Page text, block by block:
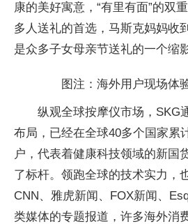
康的美好寓意，“有里有面”的双
多人送礼的首选，马斯克妈妈收
是众多子女母亲节送礼的一个缩影
图注：海外用户现场体
纵观全球按摩仪市场，SKG
布局，已经在全球40多个国家累
户，代表着健康科技领域的新国
了标杆。领跑全球的技术实力，
CNN、雅虎新闻、FOX新闻、
类媒体的专题报道，许多海外消